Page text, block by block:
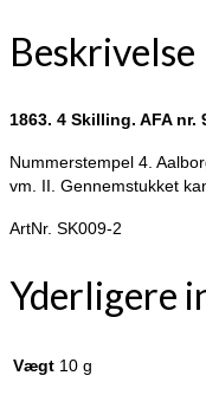
Beskrivelse
1863. 4 Skilling. AFA nr.
Nummerstempel 4.
vm. II. Gennemstukket
ArtNr. SK009-2
Yderligere
Vægt 10 g